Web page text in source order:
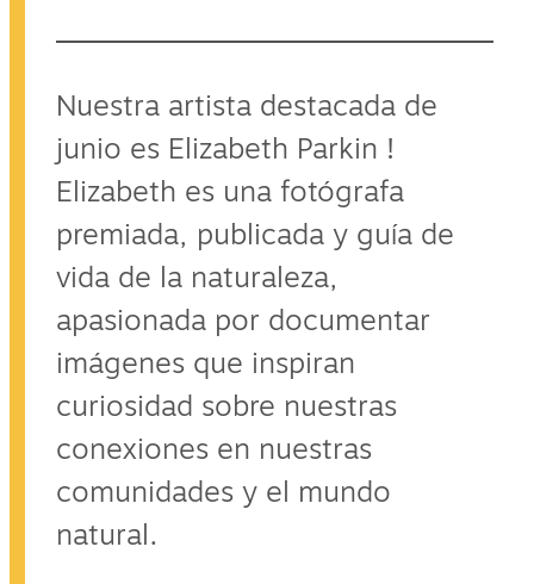
Nuestra artista destacada de
junio es Elizabeth Parkin !
Elizabeth es una fotógrafa
premiada, publicada y guía de
vida de la naturaleza,
apasionada por documentar
imágenes que inspiran
curiosidad sobre nuestras
conexiones en nuestras
comunidades y el mundo
natural.